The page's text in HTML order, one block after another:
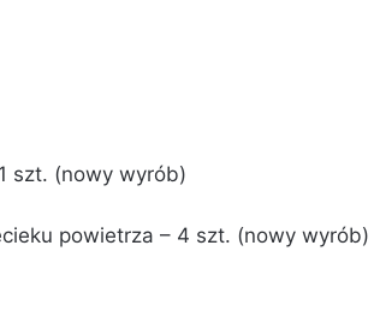
szt. (nowy wyrób)
powietrza – 4 szt. (nowy wyrób)